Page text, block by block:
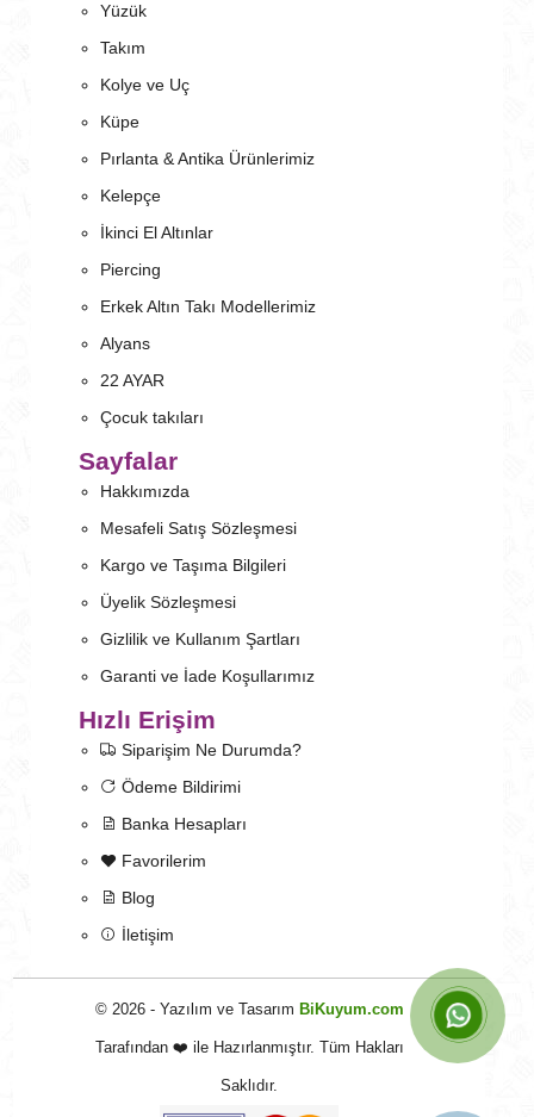
Yüzük
Takım
Kolye ve Uç
Küpe
Pırlanta & Antika Ürünlerimiz
Kelepçe
İkinci El Altınlar
Piercing
Erkek Altın Takı Modellerimiz
Alyans
22 AYAR
Çocuk takıları
Sayfalar
Hakkımızda
Mesafeli Satış Sözleşmesi
Kargo ve Taşıma Bilgileri
Üyelik Sözleşmesi
Gizlilik ve Kullanım Şartları
Garanti ve İade Koşullarımız
Hızlı Erişim
Siparişim Ne Durumda?
Ödeme Bildirimi
Banka Hesapları
Favorilerim
Blog
İletişim
© 2026 - Yazılım ve Tasarım BiKuyum.com
Tarafından ❤️ ile Hazırlanmıştır. Tüm Hakları
Saklıdır.